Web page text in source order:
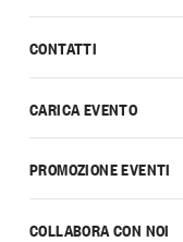
CONTATTI
CARICA EVENTO
PROMOZIONE EVENTI
COLLABORA CON NOI